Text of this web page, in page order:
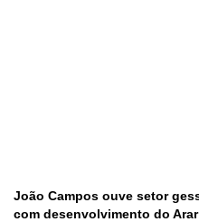
João Campos ouve setor
com desenvolvimento do